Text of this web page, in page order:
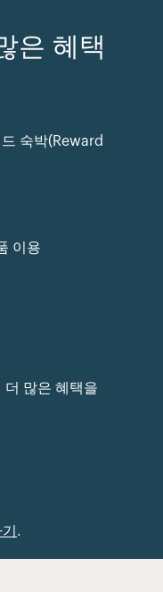
은 혜택
숙박(Reward
이용
더 많은 혜택을
.